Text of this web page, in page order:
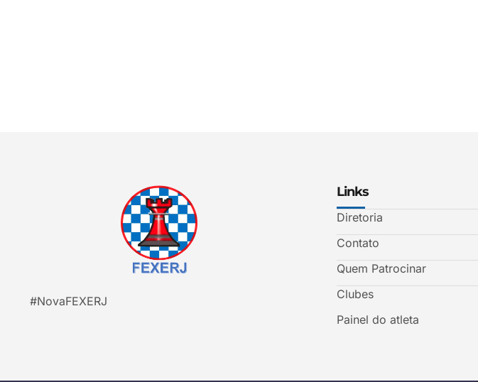
#NovaFEXERJ
Links
Diretoria
Contato
Quem Patrocinar
Clubes
Painel do atleta